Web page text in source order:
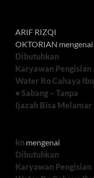
ARIF RIZQI
OKTORIAN mengenai
Dibutuhkan
Karyawan Pengisian
Water Ro Cahaya Ibu
• Sabang – Tanpa
Ijazah Bisa Melamar
kn mengenai
Dibutuhkan
Karyawan Pengisian